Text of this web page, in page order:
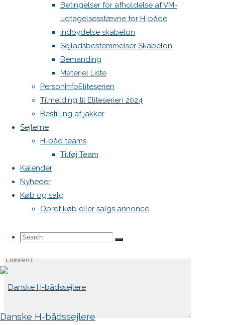
Betingelser for afholdelse af VM-
udtagelsesstævne for H-både
Indbydelse skabelon
Sejladsbestemmelser Skabelon
Bemanding
Materiel Liste
PersonInfoEliteserien
Tilmelding til Eliteserien 2024
Bestilling af jakker
Sejlerne
H-båd teams
Tilføj Team
Kalender
Nyheder
Køb og salg
Opret køb eller salgs annonce
Search
Search
Search
Danske H-bådssejlere
https://www.manage2sail.com/da-DK/event/AFC18#!/classes
kystpromenaden 7
+ Google Maps
ARRANGØR
aarhus ssejlklub
Se Arrangør hjemmeside
Skriv et svar
Din e-mailadresse vil ikke blive publiceret.